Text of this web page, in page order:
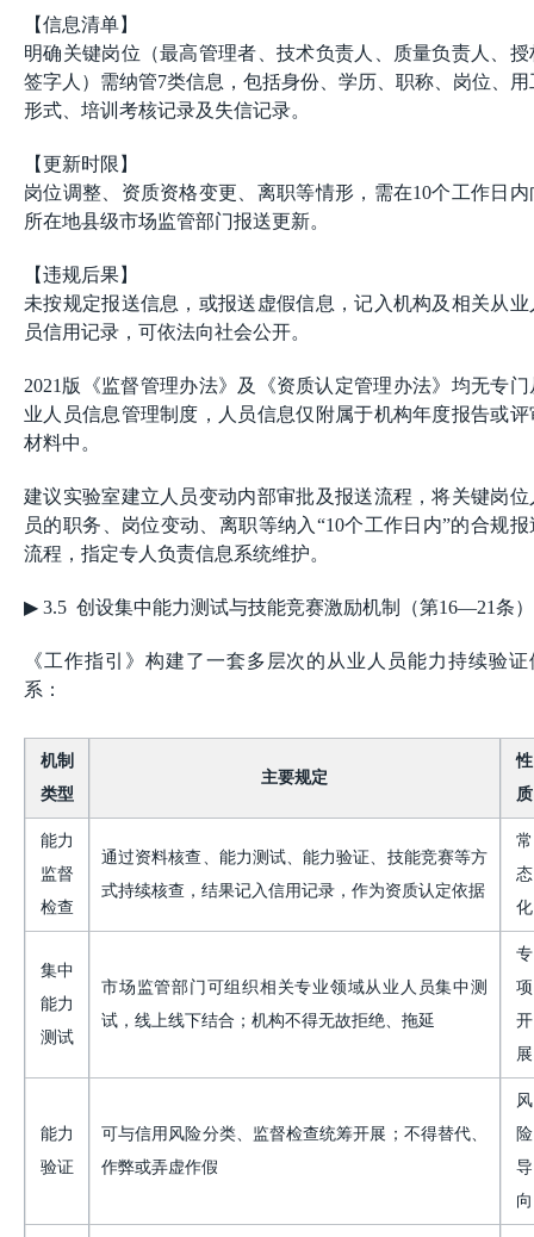
【信息清单】
明确关键岗位（最高管理者、技术负责人、质量负责人、授
签字人）需纳管7类信息，包括身份、学历、职称、岗位、用
形式、培训考核记录及失信记录。
【更新时限】
岗位调整、资质资格变更、离职等情形，需在10个工作日内
所在地县级市场监管部门报送更新。
【违规后果】
未按规定报送信息，或报送虚假信息，记入机构及相关从业
员信用记录，可依法向社会公开。
2021版《监督管理办法》及《资质认定管理办法》均无专门
业人员信息管理制度，人员信息仅附属于机构年度报告或评
材料中。
建议实验室建立人员变动内部审批及报送流程，将关键岗位
员的职务、岗位变动、离职等纳入“10个工作日内”的合规报
流程，指定专人负责信息系统维护。
▶ 3.5 创设集中能力测试与技能竞赛激励机制（第16—21条）
《工作指引》构建了一套多层次的从业人员能力持续验证
系：
机制
类型
主要规定
性
质
能力
监督
检查
通过资料核查、能力测试、能力验证、技能竞赛等方
式持续核查，结果记入信用记录，作为资质认定依据
常
态
化
集中
能力
测试
市场监管部门可组织相关专业领域从业人员集中测
试，线上线下结合；机构不得无故拒绝、拖延
专
项
开
展
能力
验证
可与信用风险分类、监督检查统筹开展；不得替代、
作弊或弄虚作假
风
险
导
向